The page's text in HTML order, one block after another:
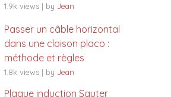
1.9k views | by Jean
Passer un câble horizontal
dans une cloison placo :
méthode et règles
1.8k views | by Jean
Plaque induction Sauter